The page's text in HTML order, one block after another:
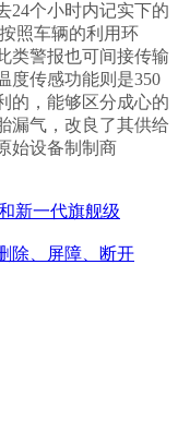
24个小时内记实下的
照车辆的利用环
类警报也可间接传输
度传感功能则是350
的，能够区分成心的
漏气，改良了其供给
始设备制制商
新一代旗舰级
除、屏障、断开